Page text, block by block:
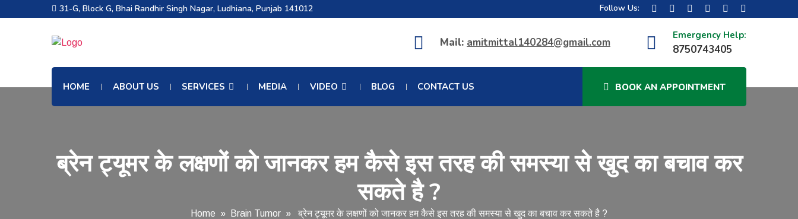
31-G, Block G, Bhai Randhir Singh Nagar, Ludhiana, Punjab 141012 Follow Us:
Mail: amitmittal140284@gmail.com
Emergency Help:
8750743405
HOME ABOUT US SERVICES MEDIA VIDEO BLOG CONTACT US BOOK AN APPOINTMENT
ब्रेन ट्यूमर के लक्षणों को जानकर हम कैसे इस तरह की समस्या से खुद का बचाव कर
सकते है ?
Home » Brain Tumor » ब्रेन ट्यूमर के लक्षणों को जानकर हम कैसे इस तरह की समस्या से खुद का बचाव कर सकते है ?